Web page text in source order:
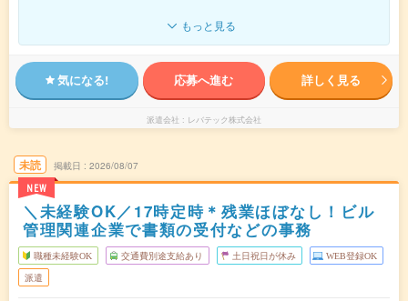
もっと見る
気になる! 応募へ進む 詳しく見る
派遣会社 レバテック株式会社
未読
NEW
掲載日 2026/08/07
＼未経験OK／17時定時＊残業ほぼなし！ビル
管理関連企業で書類の受付などの事務
職種未経験OK 交通費別途支給あり 土日祝日が休み WEB登録OK
派遣